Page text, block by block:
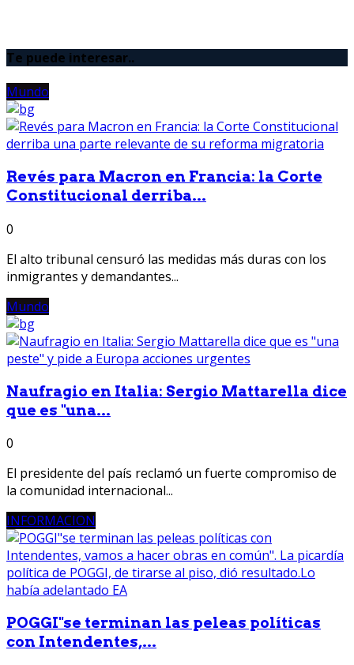
Te puede interesar..
Mundo
Revés para Macron en Francia: la Corte
Constitucional derriba...
0
El alto tribunal censuró las medidas más duras con los
inmigrantes y demandantes...
Mundo
Naufragio en Italia: Sergio Mattarella dice
que es "una...
0
El presidente del país reclamó un fuerte compromiso de
la comunidad internacional...
INFORMACION
POGGI"se terminan las peleas políticas
con Intendentes,...